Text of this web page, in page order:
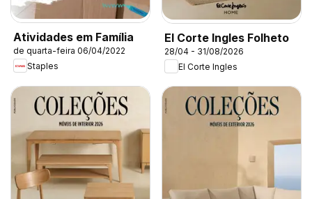
Atividades em Família
de quarta-feira 06/04/2022
Staples
El Corte Ingles Folheto
28/04 - 31/08/2026
El Corte Ingles